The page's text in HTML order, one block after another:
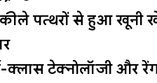
पत्थरों से हुआ खूनी
क्लास टेक्नोलॉजी और